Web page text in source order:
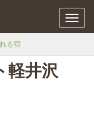
メ
ニ
る宿
軽井沢